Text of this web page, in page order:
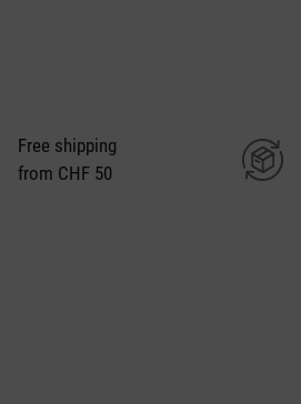
Free shipping
from CHF 50